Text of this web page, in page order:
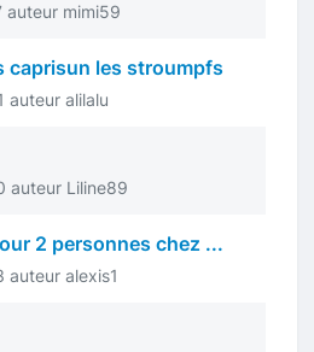
auteur mimi59
caprisun les stroumpfs
auteur alilalu
auteur Liline89
2 personnes chez ...
alexis1